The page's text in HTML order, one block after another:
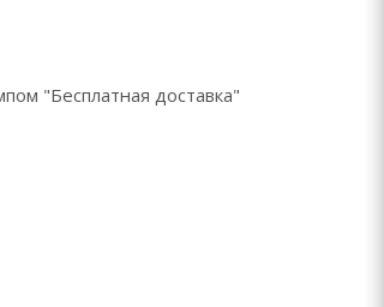
"Бесплатная доставка"